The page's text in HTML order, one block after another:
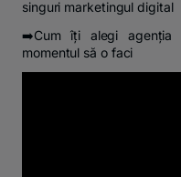
singuri marketingul digital
➡️Cum îți alegi
momentul să o faci